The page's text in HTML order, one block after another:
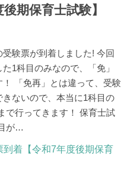
期保育士試験】
験票が到着しました! 今回
1科目のみなので、「免」
！ 「免再」とは違って、受験
きないので、本当に1科目の
で行ってきます！ 保育士試
が…